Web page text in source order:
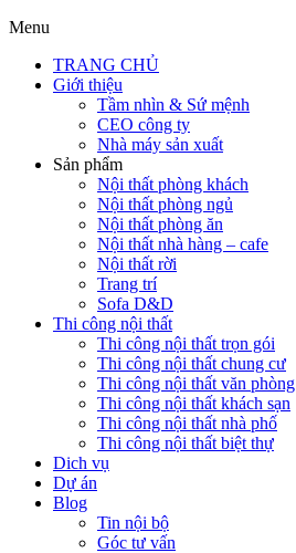
Menu
TRANG CHỦ
Giới thiệu
Tầm nhìn & Sứ mệnh
CEO công ty
Nhà máy sản xuất
Sản phẩm
Nội thất phòng khách
Nội thất phòng ngủ
Nội thất phòng ăn
Nội thất nhà hàng – cafe
Nội thất rời
Trang trí
Sofa D&D
Thi công nội thất
Thi công nội thất trọn gói
Thi công nội thất chung cư
Thi công nội thất văn phòng
Thi công nội thất khách sạn
Thi công nội thất nhà phố
Thi công nội thất biệt thự
Dich vụ
Dự án
Blog
Tin nội bộ
Góc tư vấn